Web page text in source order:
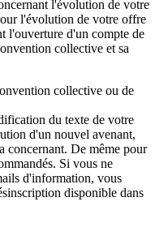
l'évolution de votre
l'évolution de votre offre
l'ouverture d'un compte de
collective et sa
collective ou de
du texte de votre
d'un nouvel avenant,
concernant. De même pour
Si vous ne
d'information, vous
disponible dans